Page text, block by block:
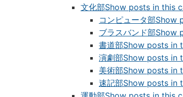
文化部Show posts in this
コンピュータ部Show
ブラスバンド部Show
書道部Show posts in
演劇部Show posts in
美術部Show posts in
速記部Show posts in